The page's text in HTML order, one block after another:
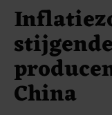
stijgende
China